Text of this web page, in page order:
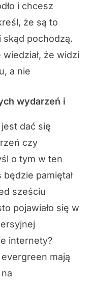
i chcesz
że są to
pochodzą.
że widzi
a nie
wydarzeń i
dać się
czy
o tym w ten
pamiętał
sześciu
pojawiało się w
internety?
mają